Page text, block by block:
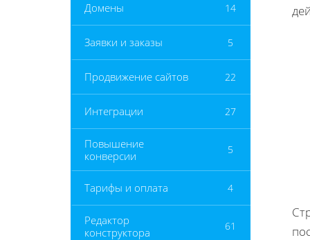
Домены 14
Заявки и заказы 5
Продвижение сайтов 22
Интеграции 27
Повышение
конверсии
5
Тарифы и оплата 4
Редактор
конструктора
61